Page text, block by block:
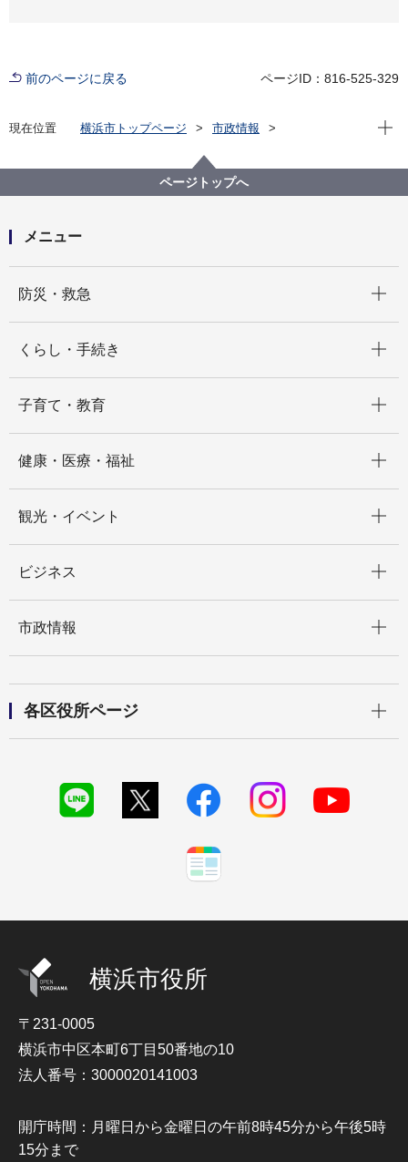
前のページに戻る ページID：816-525-329
現在位置 横浜市トップページ
市政情報
【記者発表】磯子区役所への寄附の申出について
現在
ページトップへ
メニュー
防災・救急
くらし・手続き
子育て・教育
健康・医療・福祉
観光・イベント
ビジネス
市政情報
各区役所ページ
横浜市役所
〒231-0005
横浜市中区本町6丁目50番地の10
法人番号：3000020141003
開庁時間：月曜日から金曜日の午前8時45分から午後5時
15分まで